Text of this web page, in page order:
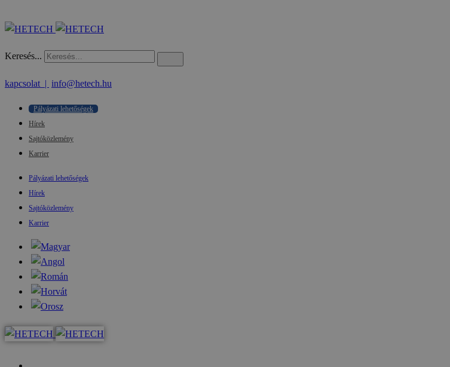
Keresés...
kapcsolat | info@hetech.hu
Pályázati lehetőségek
Hírek
Sajtóközlemény
Karrier
Pályázati lehetőségek
Hírek
Sajtóközlemény
Karrier